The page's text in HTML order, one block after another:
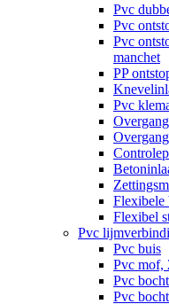
Pvc
Pvc
Pvc
manchet
PP
Pvc
Flexibele
Flexibel
Pvc
Pvc buis
Pvc mof,
Pvc
Pvc